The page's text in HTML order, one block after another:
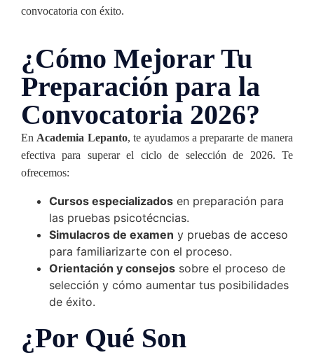
convocatoria con éxito.
¿Cómo Mejorar Tu
Preparación para la
Convocatoria 2026?
En Academia Lepanto, te ayudamos a prepararte de manera
efectiva para superar el ciclo de selección de 2026. Te
ofrecemos:
Cursos especializados en preparación para
las pruebas psicotécncias.
Simulacros de examen y pruebas de acceso
para familiarizarte con el proceso.
Orientación y consejos sobre el proceso de
selección y cómo aumentar tus posibilidades
de éxito.
¿Por Qué Son